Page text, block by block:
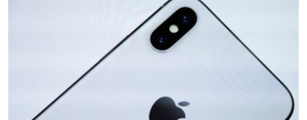
စာမျက်နှာ
ရုပ်ရှင်ထဲက အင်္ဂလိပ်စာ
သုတပဒေသာ အင်္ဂလိပ်စာ
ရေဒီယိုနှင့်ရုပ်သံ အချက်အလက်များ
ရေဒီယို/တီဗွီအစီအစဉ်
Learning English